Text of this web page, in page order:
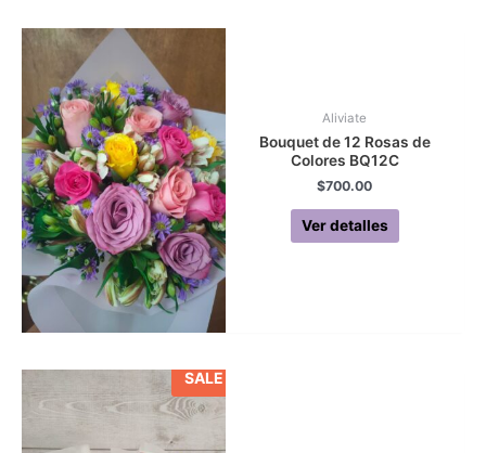
Aliviate
Bouquet de 12 Rosas de
Colores BQ12C
$700.00
Ver detalles
SALE